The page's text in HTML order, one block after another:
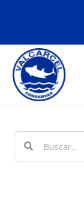
BuscarBuscar